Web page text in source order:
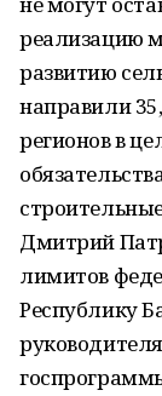
реализацию
развитию
направили
регионов в
Дмитрий
лимитов
Республику